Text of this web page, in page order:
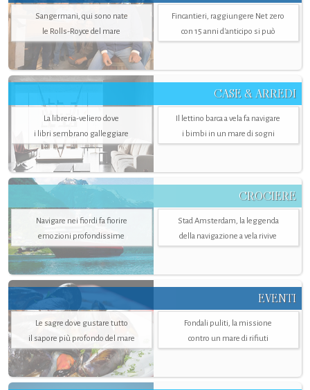
Sangermani, qui sono nate
le Rolls-Royce del mare
Fincantieri, raggiungere Net zero
con 15 anni d'anticipo si può
CASE & ARREDI
La libreria-veliero dove
i libri sembrano galleggiare
Il lettino barca a vela fa navigare
i bimbi in un mare di sogni
CROCIERE
Navigare nei fiordi fa fiorire
emozioni profondissime
Stad Amsterdam, la leggenda
della navigazione a vela rivive
EVENTI
Le sagre dove gustare tutto
il sapore più profondo del mare
Fondali puliti, la missione
contro un mare di rifiuti